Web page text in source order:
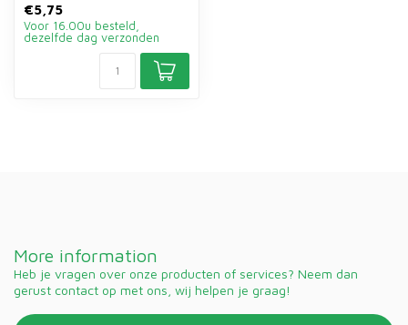
gerbils...
€5,75
Voor 16.00u besteld,
dezelfde dag verzonden
More information
Heb je vragen over onze producten of services? Neem dan
gerust contact op met ons, wij helpen je graag!